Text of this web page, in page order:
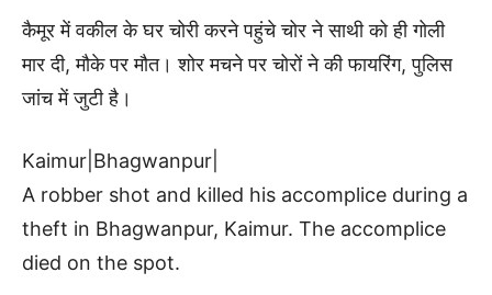
कैमूर में वकील के घर चोरी करने पहुंचे चोर ने साथी को ही गोली
मार दी, मौके पर मौत। शोर मचने पर चोरों ने की फायरिंग, पुलिस
जांच में जुटी है।
Kaimur|Bhagwanpur|
A robber shot and killed his accomplice during a
theft in Bhagwanpur, Kaimur. The accomplice
died on the spot.